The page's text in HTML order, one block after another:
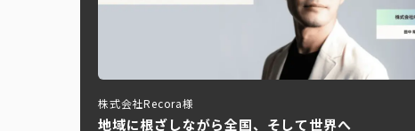
株式会社Recora様
地域に根ざしながら全国、そして世界へ